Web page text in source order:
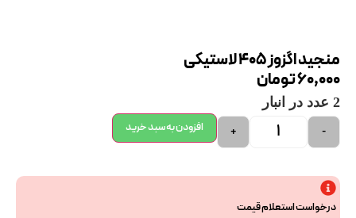
منجید اگزوز 405 لاستیکی
60,000تومان
2 عدد در انبار
-
+ افزودن به سبد خرید
درخواست استعلام قیمت